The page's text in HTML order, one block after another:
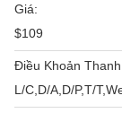
Giá:
$109
Điều Khoản Thanh
L/C,D/A,D/P,T/